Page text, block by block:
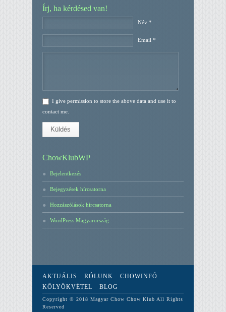
Írj, ha kérdésed van!
Név *
Email *
I give permission to store the above data and use it to
contact me.
Küldés
ChowKlubWP
Bejelentkezés
Bejegyzések hírcsatorna
Hozzászólások hírcsatorna
WordPress Magyarország
AKTUÁLIS RÓLUNK
CHOWINFÓ
KÖLYÖKVÉTEL
BLOG
Copyright © 2018 Magyar Chow Chow Klub All Rights
Reserved